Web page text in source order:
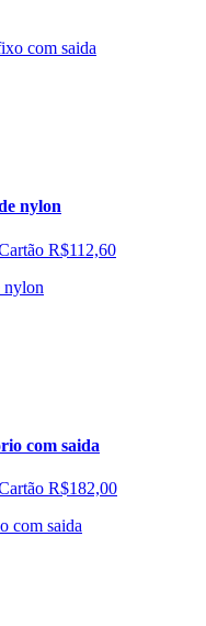
com saida
nylon
R$112,60
nylon
com saida
R$182,00
com saida